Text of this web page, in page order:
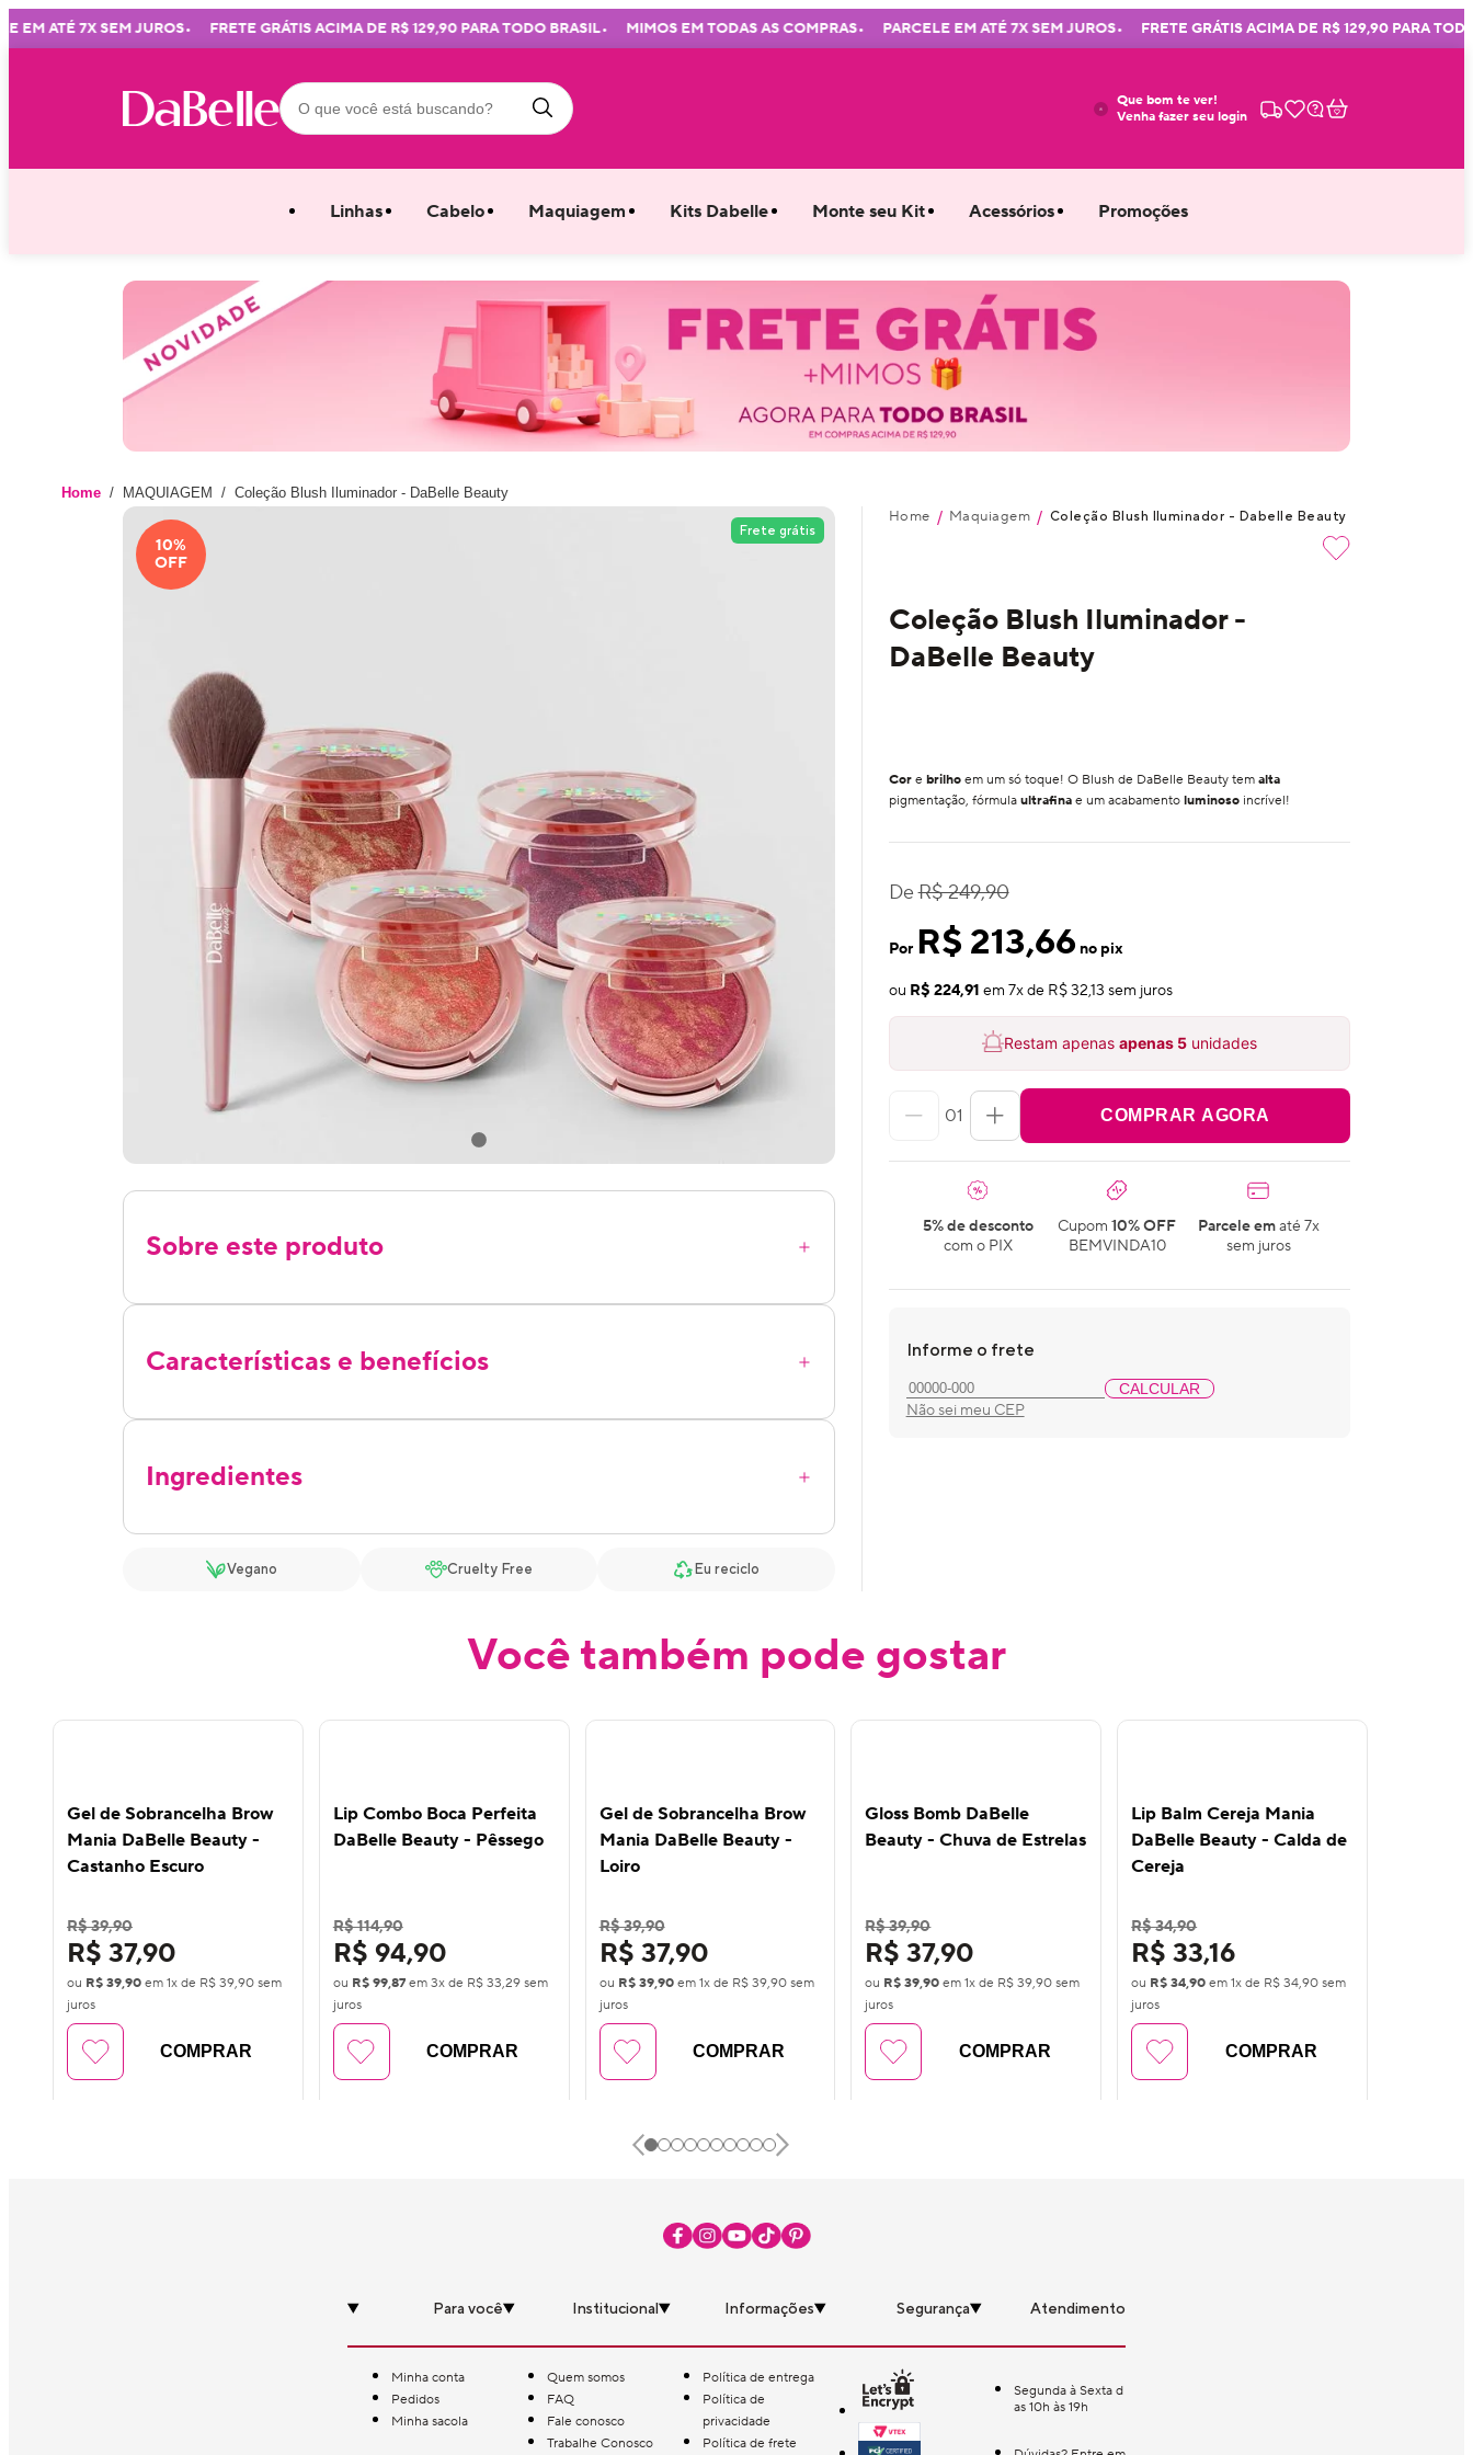
ATÉ 7X SEM JUROS• FRETE GRÁTIS ACIMA DE R$ 129,90 PARA TODO BRASIL• MIMOS EM TODAS AS COMPRAS• PARCELE EM ATÉ 7X SEM JUROS• FRETE GRÁTIS ACIMA DE R$ 129,90 PARA TODO
Que bom te ver!
Venha fazer seu login
Linhas Cabelo Maquiagem Kits Dabelle Monte seu Kit Acessórios Promoções
Home MAQUIAGEM Coleção Blush Iluminador - DaBelle Beauty
10%
OFF
Frete grátis
Sobre este produto
Características e benefícios
Ingredientes
Vegano Cruelty Free Eu reciclo
Home / Maquiagem / Coleção Blush Iluminador - Dabelle Beauty
Coleção Blush Iluminador -
DaBelle Beauty
Core brilhoem um só toque! O Blush de DaBelle Beauty tem alta
pigmentação, fórmula ultrafinae um acabamento luminosoincrível!
DeR$ 249,90
Por R$ 213,66 no pix
ou R$ 224,91 em 7x de R$ 32,13 sem juros
Restam apenas apenas 5 unidades
01 COMPRAR AGORA
5% de desconto
com o PIX
Cupom10% OFF
BEMVINDA10
Parcele ematé 7x
sem juros
Informe o frete
CALCULAR
Não sei meu CEP
Você também pode gostar
Gel de Sobrancelha Brow
Mania DaBelle Beauty -
Castanho Escuro
R$ 39,90
R$ 37,90
ou R$ 39,90 em 1x de R$ 39,90 sem
juros
COMPRAR
Lip Combo Boca Perfeita
DaBelle Beauty - Pêssego
R$ 114,90
R$ 94,90
ou R$ 99,87em 3x de R$ 33,29sem
juros
COMPRAR
Gel de Sobrancelha Brow
Mania DaBelle Beauty -
Loiro
R$ 39,90
R$ 37,90
ou R$ 39,90em 1x de R$ 39,90sem
juros
COMPRAR
Gloss Bomb DaBelle
Beauty - Chuva de Estrelas
R$ 39,90
R$ 37,90
ou R$ 39,90 em1x de R$ 39,90 sem
juros
COMPRAR
Lip Balm Cereja Mania
DaBelle Beauty - Calda de
Cereja
R$ 34,90
R$ 33,16
ou R$ 34,90 em1x de R$ 34,90 sem
juros
COMPRAR
Para você
Minha conta
Pedidos
Minha sacola
Institucional
Quem somos
FAQ
Fale conosco
Trabalhe Conosco
Informações
Política de entrega
Política de
privacidade
Política de frete
Segurança Atendimento
Segunda à Sexta d
as 10h às 19h